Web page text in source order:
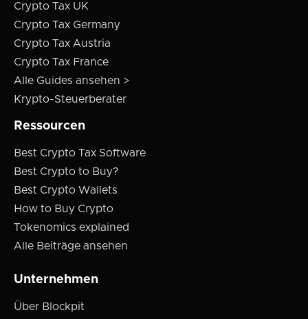
Crypto Tax UK
Crypto Tax Germany
Crypto Tax Austria
Crypto Tax France
Alle Guides ansehen >
Krypto-Steuerberater
Ressourcen
Best Crypto Tax Software
Best Crypto to Buy?
Best Crypto Wallets
How to Buy Crypto
Tokenomics explained
Alle Beiträge ansehen
Unternehmen
Über Blockpit